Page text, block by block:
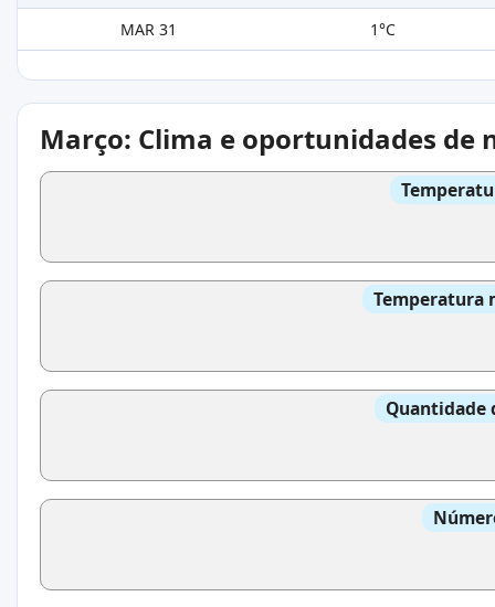
MAR 31
1°C
Março: Clima e oportunidades de
Temperatura
Quantidade